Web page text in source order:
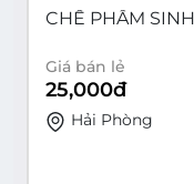
CHẾ PHẨM
Giá bán lẻ
25,000đ
Hải Phòng